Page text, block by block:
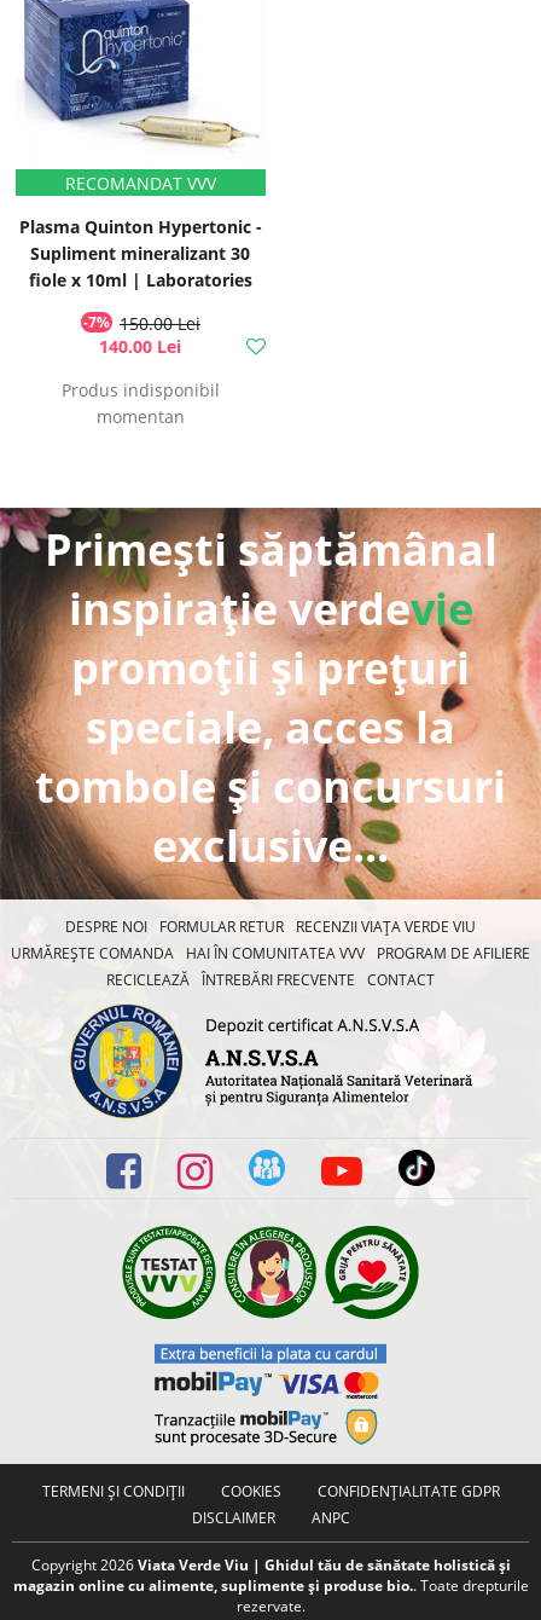
Plasma Quinton Hypertonic -
Supliment mineralizant 30
fiole x 10ml | Laboratories
Quinton
-7% 150.00 Lei
140.00 Lei
Produs indisponibil
momentan
Primești săptămânal
inspirație verdevie
promoții și prețuri
speciale, acces la
tombole și concursuri
exclusive...
DESPRE NOI FORMULAR RETUR
RECENZII VIAȚA VERDE VIU
URMĂREȘTE COMANDA
HAI ÎN COMUNITATEA VVV
PROGRAM DE AFILIERE
RECICLEAZĂ ÎNTREBĂRI FRECVENTE CONTACT
TERMENI ȘI CONDIȚII COOKIES
CONFIDENȚIALITATE GDPR
DISCLAIMER
ANPC
Copyright 2026Viata Verde Viu | Ghidul tău de sănătate holistică și
magazin online cu alimente, suplimente și produse bio.. Toate drepturile
rezervate.